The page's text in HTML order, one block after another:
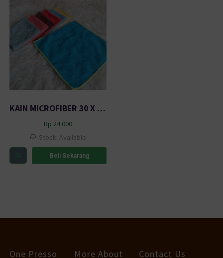
KAIN MICROFIBER 30 X 30 CM (5 PCS)
Rp 24.000
Stock: Available
Beli Sekarang
One Presso
More About
Contact Us